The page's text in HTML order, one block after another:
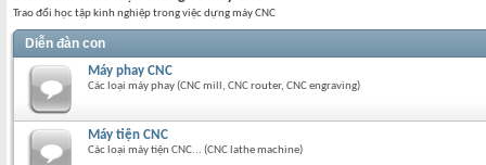
Trao đổi học tập kinh nghiệp trong việc dựng máy CNC
Diễn đàn con
Máy phay CNC
Các loại máy phay (CNC mill, CNC router, CNC engraving)
Máy tiện CNC
Các loại máy tiện CNC... (CNC lathe machine)